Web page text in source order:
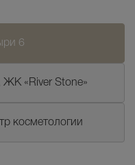
6
ЖК «River Stone»
косметологии